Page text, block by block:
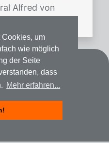
um
wie möglich
der Seite
dass
Mehr erfahren...
Alfred von